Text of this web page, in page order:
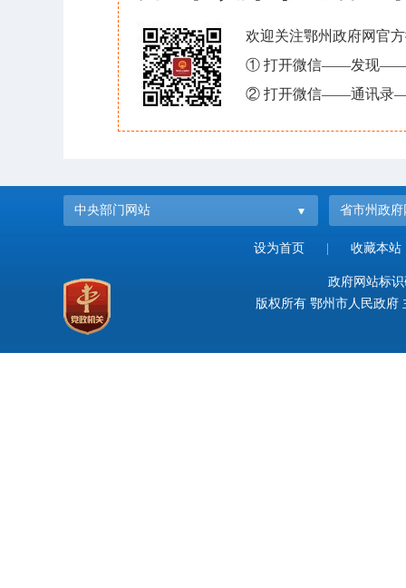
欢迎关注鄂州政府网官
① 打开微信——发现——
② 打开微信——通讯录
中央部门网站 省市州政府
设为首页 收藏本站
政府网站标
版权所有 鄂州市人民政府